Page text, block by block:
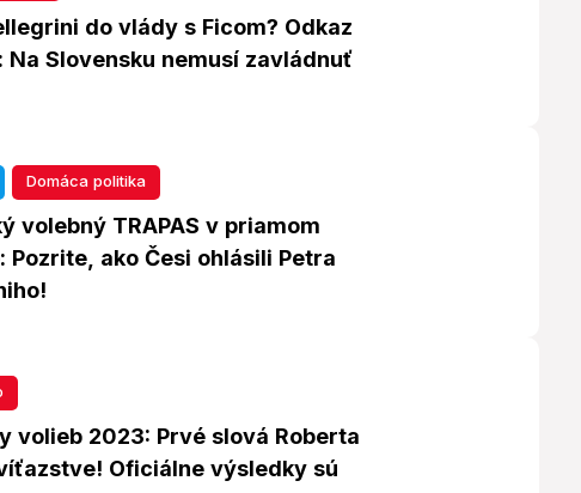
do vlády s Ficom? Odkaz
Na Slovensku nemusí zavládnuť
Domáca politika
volebný TRAPAS v priamom
Pozrite, ako Česi ohlásili Petra
volieb 2023: Prvé slová Roberta
Oficiálne výsledky sú